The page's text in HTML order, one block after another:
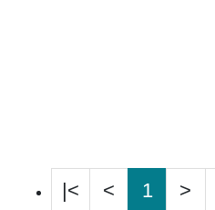
|< < 1 >